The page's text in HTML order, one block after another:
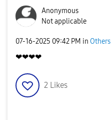
Anonymous
Not applicable
‎07-16-2025 09:42 PM in Others
❤❤❤❤
2 Likes